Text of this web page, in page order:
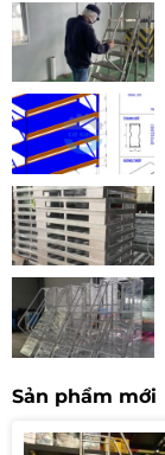
Sản phẩm mới